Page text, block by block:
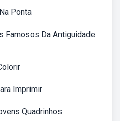
Ponta
Famosos Da Antiguidade
Imprimir
Quadrinhos